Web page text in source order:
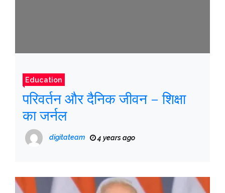
Education
परिवर्तन और दैनिक जीवन – शिक्षा
का जर्नल
digitateam 4 years ago